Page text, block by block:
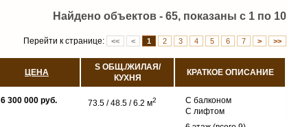
Найдено объектов - 65, показаны с 1 по 10
Перейти к странице: << < 1 2 3 4 5 6 7 > >>
ЦЕНА
S ОБЩ./ЖИЛАЯ/
КУХНЯ
КРАТКОЕ ОПИСАНИЕ
6 300 000 руб. 73.5 / 48.5 / 6.2 м2
С балконом
С лифтом